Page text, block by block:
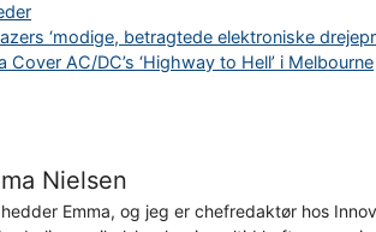
‘modige, betragtede elektroniske
Cover AC/DC’s ‘Highway to Hell’ i Melbourne
Nielsen
Emma, og jeg er chefredaktør hos